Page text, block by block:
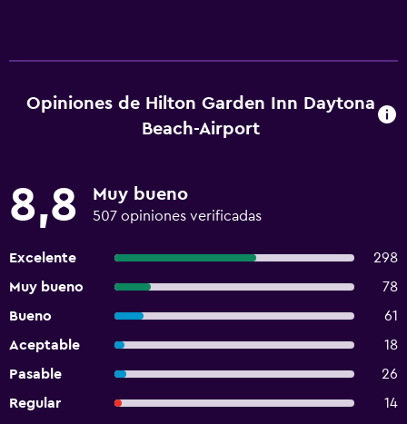
Opiniones de Hilton Garden Inn Daytona
Beach-Airport
8,8 Muy bueno
507 opiniones verificadas
Excelente
298
Muy bueno
78
Bueno
61
Aceptable
18
Pasable
26
Regular
14